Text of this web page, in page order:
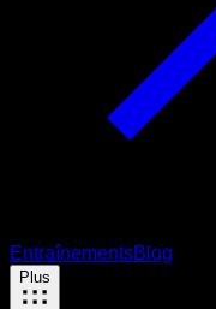
EntraînementsBlog
Plus